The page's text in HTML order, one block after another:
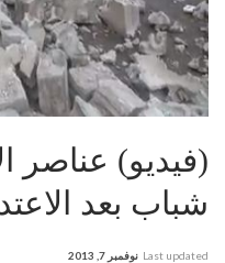
(فيديو) عناصر
شباب بعد
Last updated نوفمبر 7, 2013